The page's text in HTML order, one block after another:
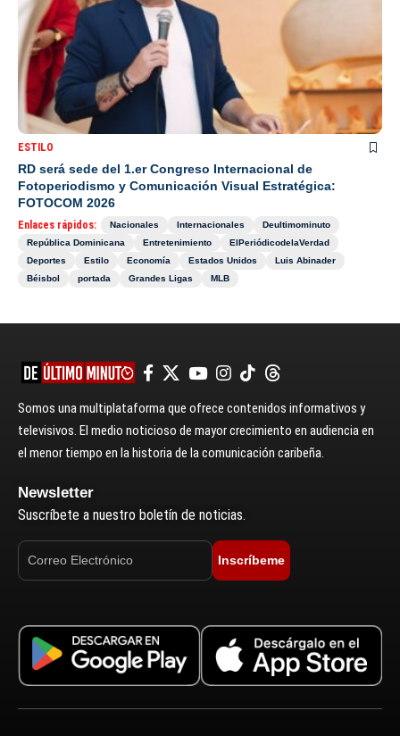
ESTILO
RD será sede del 1.er Congreso Internacional de
Fotoperiodismo y Comunicación Visual Estratégica:
FOTOCOM 2026
Enlaces rápidos: Nacionales Internacionales
Deultimominuto
República Dominicana
Entretenimiento
ElPeriódicodelaVerdad
Deportes
Estilo Economía Estados Unidos
Luis Abinader
Béisbol
portada Grandes Ligas MLB
Somos una multiplataforma que ofrece contenidos informativos y
televisivos. El medio noticioso de mayor crecimiento en audiencia en
el menor tiempo en la historia de la comunicación caribeña.
Newsletter
Suscríbete a nuestro boletín de noticias.
Inscríbeme